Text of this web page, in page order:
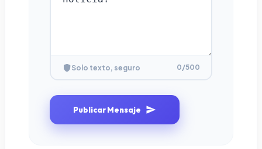
Solo texto, seguro 0/500
Publicar Mensaje